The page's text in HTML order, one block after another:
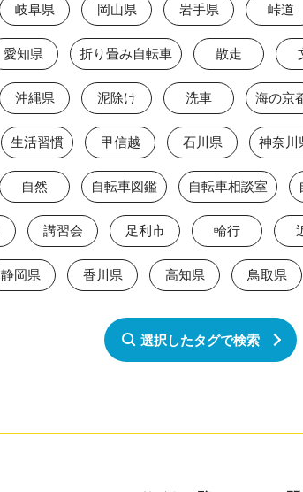
岐阜県 岡山県 岩手県 峠道
愛知県 折り畳み自転車 散走
沖縄県 泥除け 洗車 海の京
生活習慣 甲信越 石川県 神奈川
自然 自転車図鑑 自転車相談室
講習会 足利市 輪行
静岡県 香川県 高知県 鳥取県
選択したタグで検索